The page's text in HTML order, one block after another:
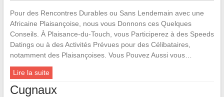
Pour des Rencontres Durables ou Sans Lendemain avec une
Africaine Plaisançoise, nous vous Donnons ces Quelques
Conseils. À Plaisance-du-Touch, vous Participerez à des Speeds
Datings ou à des Activités Prévues pour des Célibataires,
notamment des Plaisançoises. Vous Pouvez Aussi vous…
Lire la suite
Cugnaux